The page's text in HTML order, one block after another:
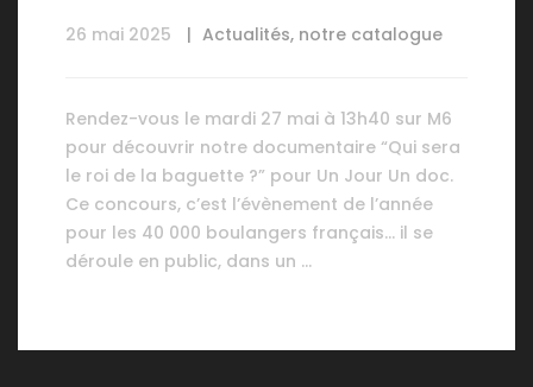
26 mai 2025 Actualités, notre catalogue
Rendez-vous le mardi 27 mai à 13h40 sur M6
pour découvrir notre documentaire “Qui sera
le roi de la baguette ?” pour Un Jour Un doc.
Ce concours, c’est l’évènement de l’année
pour les 40 000 boulangers français… il se
déroule en public, dans un …